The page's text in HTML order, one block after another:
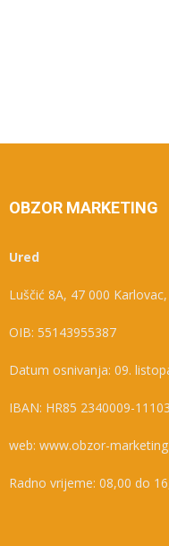
OBZOR MARKETING
Ured
Luščić 8A, 47 000
OIB: 55143955387
Datum osnivanja: 09.
IBAN: HR85 2340009-
web: www.obzor-
Radno vrijeme: 08,00 do